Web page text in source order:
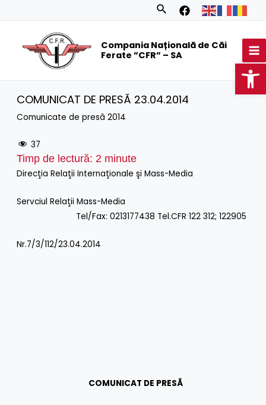
Search
Compania Națională de Căi
Ferate ”CFR” – SA
COMUNICAT DE PRESĂ 23.04.2014
Comunicate de presă 2014
37
Timp de lectură: 2 minute
Direcţia Relaţii Internaţionale şi Mass-Media
Servciul Relaţii Mass-Media
Tel/Fax: 0213177438 Tel.CFR 122 312; 122905
Nr.7/3/112/23.04.2014
COMUNICAT DE PRESĂ